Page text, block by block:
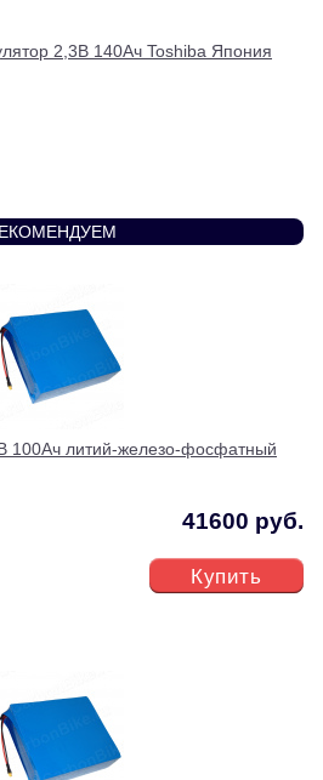
2,3В 140Ач Toshiba Япония
100Ач литий-железо-фосфатный
41600 руб.
Купить